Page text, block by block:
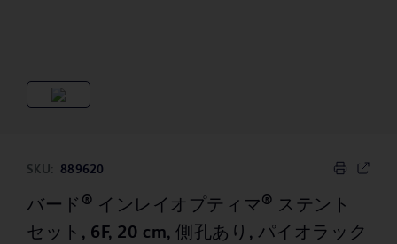
SKU: 889620
バード ® インレイオプティマ ® ステント
セット, 6F, 20 cm, 側孔あり, パイオラック